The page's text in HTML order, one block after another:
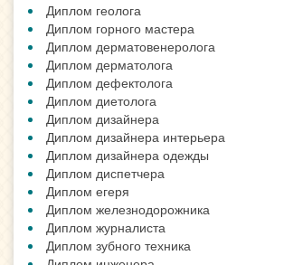
Диплом геолога
Диплом горного мастера
Диплом дерматовенеролога
Диплом дерматолога
Диплом дефектолога
Диплом диетолога
Диплом дизайнера
Диплом дизайнера интерьера
Диплом дизайнера одежды
Диплом диспетчера
Диплом егеря
Диплом железнодорожника
Диплом журналиста
Диплом зубного техника